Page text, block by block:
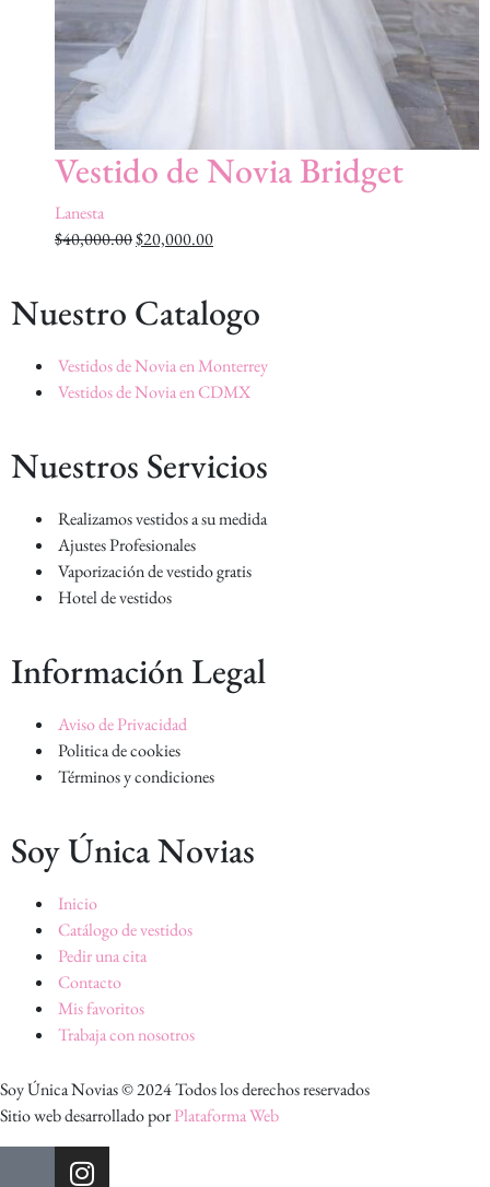
Vestido de Novia Bridget
Lanesta
$40,000.00$20,000.00
Nuestro Catalogo
Vestidos de Novia en Monterrey
Vestidos de Novia en CDMX
Nuestros Servicios
Realizamos vestidos a su medida
Ajustes Profesionales
Vaporización de vestido gratis
Hotel de vestidos
Información Legal
Aviso de Privacidad
Politica de cookies
Términos y condiciones
Soy Única Novias
Inicio
Catálogo de vestidos
Pedir una cita
Contacto
Mis favoritos
Trabaja con nosotros
Soy Única Novias © 2024 Todos los derechos reservados
Sitio web desarrollado porPlataforma Web